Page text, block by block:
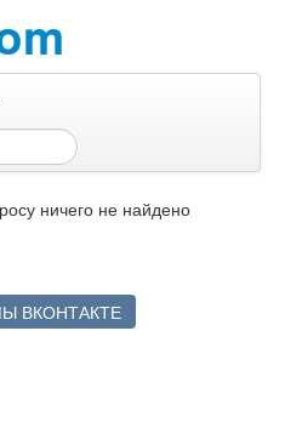
ничего не найдено
ВКОНТАКТЕ